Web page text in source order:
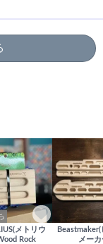
メトリウ
Rock
メーカ